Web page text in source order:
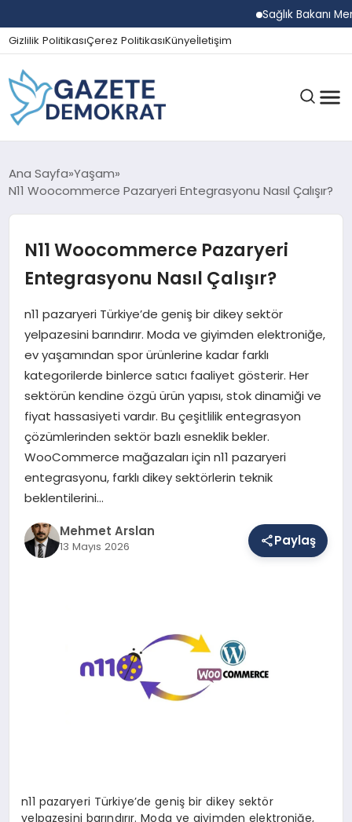
Sağlık Bakanı
Gizlilik PolitikasıÇerez PolitikasıKünyeİletişim
GÜNDEM
SPOR
MAGAZIN
SAĞLIK
EĞITIM
DÜNYA
Ana Sayfa Yaşam
N11 Woocommerce Pazaryeri Entegrasyonu Nasıl Çalışır?
N11 Woocommerce Pazaryeri
Entegrasyonu Nasıl Çalışır?
n11 pazaryeri Türkiye’de geniş bir dikey sektör
yelpazesini barındırır. Moda ve giyimden elektroniğe,
ev yaşamından spor ürünlerine kadar farklı
kategorilerde binlerce satıcı faaliyet gösterir. Her
sektörün kendine özgü ürün yapısı, stok dinamiği ve
fiyat hassasiyeti vardır. Bu çeşitlilik entegrasyon
çözümlerinden sektör bazlı esneklik bekler.
WooCommerce mağazaları için n11 pazaryeri
entegrasyonu, farklı dikey sektörlerin teknik
beklentilerini…
Mehmet Arslan
13 Mayıs 2026 Paylaş
n11 pazaryeri Türkiye’de geniş bir dikey sektör
yelpazesini barındırır. Moda ve giyimden elektroniğe,